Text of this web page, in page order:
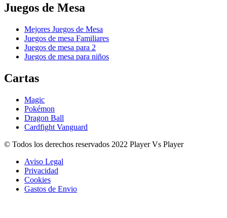
Juegos de Mesa
Mejores Juegos de Mesa
Juegos de mesa Familiares
Juegos de mesa para 2
Juegos de mesa para niños
Cartas
Magic
Pokémon
Dragon Ball
Cardfight Vanguard
© Todos los derechos reservados 2022 Player Vs Player
Aviso Legal
Privacidad
Cookies
Gastos de Envio